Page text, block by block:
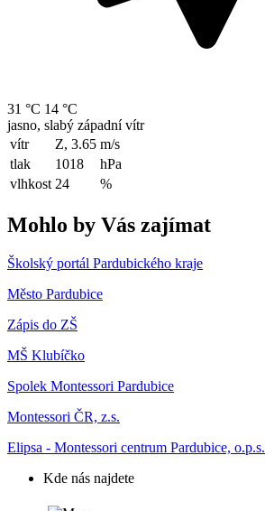
31 °C 14 °C
jasno, slabý západní vítr
vítr
Z, 3.65 m/s
tlak
1018
hPa
vlhkost 24 %
Mohlo by Vás zajímat
Školský portál Pardubického kraje
Město Pardubice
Zápis do ZŠ
MŠ Klubíčko
Spolek Montessori Pardubice
Montessori ČR, z.s.
Elipsa - Montessori centrum Pardubice, o.p.s.
Kde nás najdete